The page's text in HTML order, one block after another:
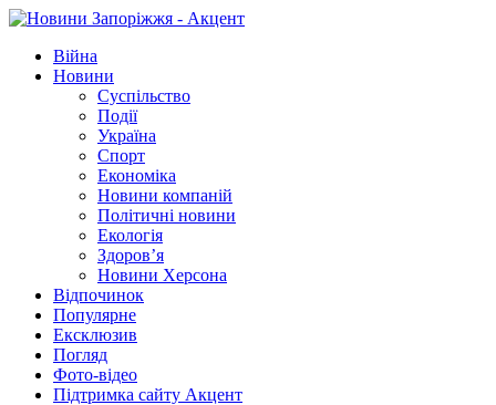
Війна
Новини
Суспільство
Події
Україна
Спорт
Економіка
Новини компаній
Політичні новини
Екологія
Здоров’я
Новини Херсона
Відпочинок
Популярне
Ексклюзив
Погляд
Фото-відео
Підтримка сайту Акцент